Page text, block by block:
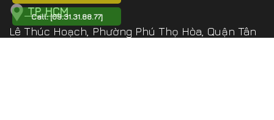
Call:[09.31.31.88.77]
TP. HCM
Lê Thúc Hoạch, Phường Phú Thọ Hòa, Quận Tân